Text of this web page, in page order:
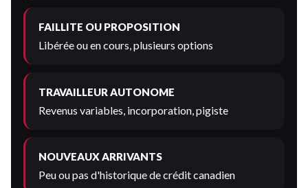
FAILLITE OU PROPOSITION
Libérée ou en cours, plusieurs options
TRAVAILLEUR AUTONOME
Revenus variables, incorporation, pigiste
NOUVEAUX ARRIVANTS
Peu ou pas d'historique de crédit canadien